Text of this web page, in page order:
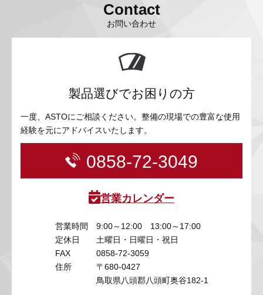
Contact
お問い合わせ
製品選びでお困りの方
一度、ASTOにご相談ください。整備の現場での豊富な使用
経験を元にアドバイスいたします。
0858-72-3049
営業カレンダー
営業時間
9:00～12:00 13:00～17:00
定休日
土曜日・日曜日・祝日
FAX
0858-72-3059
住所
〒680-0427
鳥取県八頭郡八頭町奥谷182-1